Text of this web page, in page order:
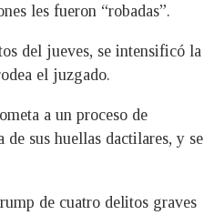
les fueron “robadas”.
del jueves, se intensificó la
el juzgado.
a un proceso de
sus huellas dactilares, y se
de cuatro delitos graves